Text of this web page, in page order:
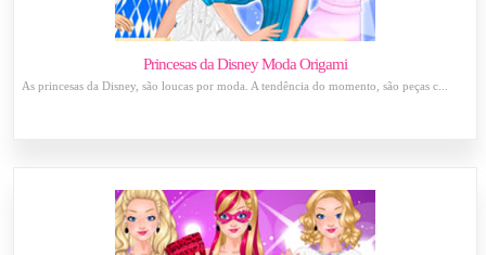
Princesas da Disney Moda Origami
As princesas da Disney, são loucas por moda. A tendência do momento, são peças c...